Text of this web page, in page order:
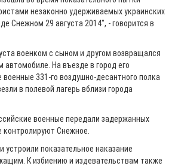
незаконно удерживаемых украинских
Снежном 29 августа 2014", - говорится в
военком с сыном и другом возвращался
автомобиле. На въезде в город его
331-го воздушно-десантного полка
в полевой лагерь вблизи города
военные передали задержанных
Снежное.
устроили показательное наказание
К избиению и издевательствам также